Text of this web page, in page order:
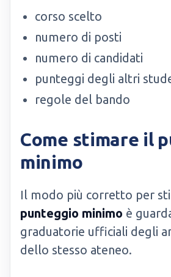
corso scelto
numero di posti
numero di candidati
punteggi degli altri
regole del bando
Come stimare il
minimo
Il modo più corretto per
punteggio minimo è
graduatorie ufficiali degli
dello stesso ateneo.